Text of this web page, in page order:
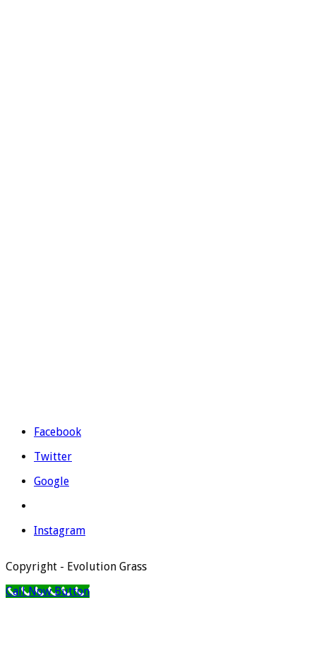
Facebook
Twitter
Google
Instagram
Copyright - Evolution Grass
Call Now Button